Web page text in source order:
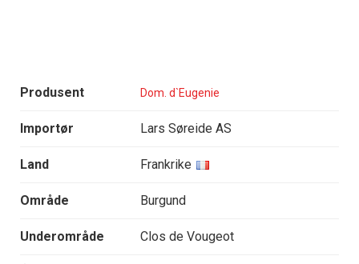
Produsent Dom. d`Eugenie
Importør Lars Søreide AS
Land Frankrike
Område Burgund
Underområde Clos de Vougeot